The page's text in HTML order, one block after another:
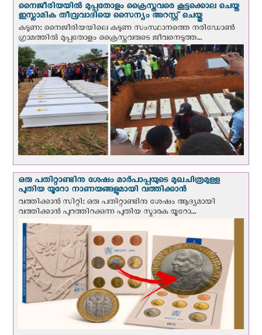
നൈജീരിയയില്‍ മുപ്പതോളം ക്രൈസ്തവരെ കൂട്ടക്കൊല ചെയ്ത
ഇസ്ലാമിക തീവ്രവാദിയെ സൈന്യം അറസ്റ്റ് ചെയ്തു
കടുണ: നൈജീരിയയിലെ കടുണ സംസ്ഥാനത്തെ നരിഡോൺ
ഗ്രാമത്തിൽ മുപ്പതോളം ക്രൈസ്തവരുടെ ജീവനെടുത്ത...
ഒരു പതിറ്റാണ്ടിനു ശേഷം മാർപാപ്പയുടെ മുഖചിത്രമുള്ള
പുതിയ യൂറോ നാണയങ്ങളുമായി വത്തിക്കാന്‍
വത്തിക്കാന്‍ സിറ്റി: ഒരു പതിറ്റാണ്ടിനു ശേഷം ആദ്യമായി
വത്തിക്കാൻ പുറത്തിറക്കുന്ന പുതിയ സ്മാരക യൂറോ...